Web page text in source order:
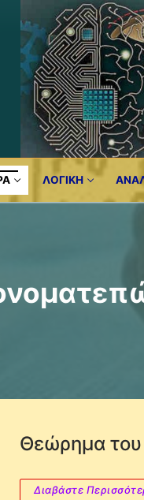
ΛΟΓΙΚΉ
Θεώρημα
Διαβάστε